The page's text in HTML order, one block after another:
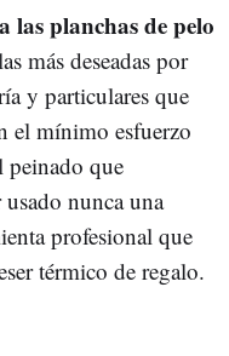
las planchas de pelo
más deseadas por
y particulares que
el mínimo esfuerzo
peinado que
nunca una
profesional que
térmico de regalo.